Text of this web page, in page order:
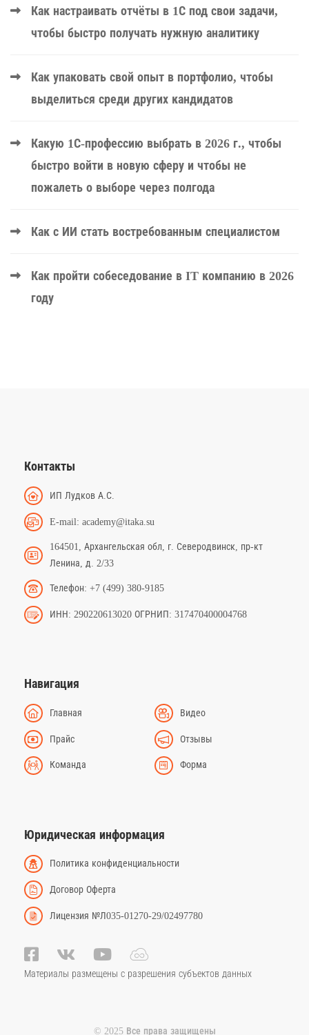
Как настраивать отчёты в 1С под свои задачи,
чтобы быстро получать нужную аналитику
Как упаковать свой опыт в портфолио, чтобы
выделиться среди других кандидатов
Какую 1С-профессию выбрать в 2026 г., чтобы
быстро войти в новую сферу и чтобы не
пожалеть о выборе через полгода
Как с ИИ стать востребованным специалистом
Как пройти собеседование в IT компанию в 2026
году
Контакты
ИП Лудков А.С.
E-mail: academy@itaka.su
164501, Архангельская обл, г. Северодвинск, пр-кт
Ленина, д. 2/33
Телефон: +7 (499) 380-9185
ИНН: 290220613020 ОГРНИП: 317470400004768
Навигация
Главная Видео
Прайс Отзывы
Команда Форма
Юридическая информация
Политика конфиденциальности
Договор Оферта
Лицензия №Л035-01270-29/02497780
Материалы размещены с разрешения субъектов данных
© 2025 Все права защищены